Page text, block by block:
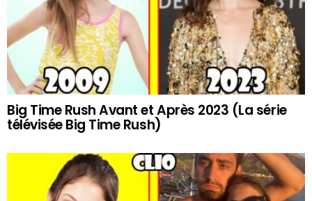
Big Time Rush Avant et Après 2023 (La série
télévisée Big Time Rush)